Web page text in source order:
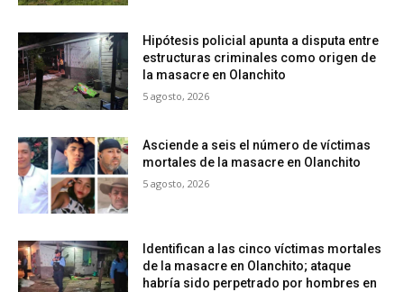
Hipótesis policial apunta a disputa entre
estructuras criminales como origen de
la masacre en Olanchito
5 agosto, 2026
Asciende a seis el número de víctimas
mortales de la masacre en Olanchito
5 agosto, 2026
Identifican a las cinco víctimas mortales
de la masacre en Olanchito; ataque
habría sido perpetrado por hombres en